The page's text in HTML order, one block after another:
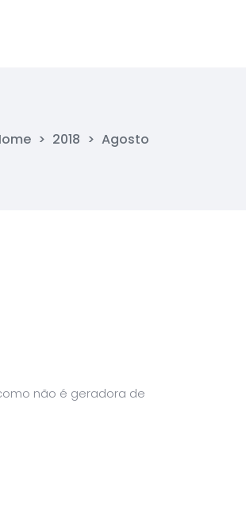
> 2018 > Agosto
não é geradora de